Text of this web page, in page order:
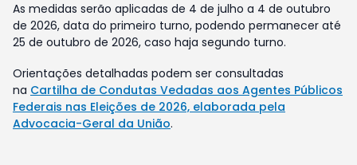
As medidas serão aplicadas de 4 de julho a 4 de outubro
de 2026, data do primeiro turno, podendo permanecer até
25 de outubro de 2026, caso haja segundo turno.
Orientações detalhadas podem ser consultadas
na Cartilha de Condutas Vedadas aos Agentes Públicos
Federais nas Eleições de 2026, elaborada pela
Advocacia-Geral da União.